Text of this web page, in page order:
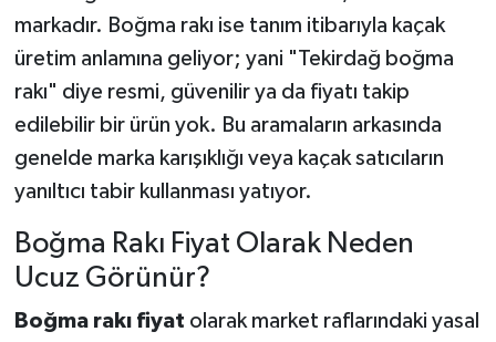
markadır. Boğma rakı ise tanım itibarıyla kaçak
üretim anlamına geliyor; yani "Tekirdağ boğma
rakı" diye resmi, güvenilir ya da fiyatı takip
edilebilir bir ürün yok. Bu aramaların arkasında
genelde marka karışıklığı veya kaçak satıcıların
yanıltıcı tabir kullanması yatıyor.
Boğma Rakı Fiyat Olarak Neden
Ucuz Görünür?
Boğma rakı fiyat olarak market raflarındaki yasal